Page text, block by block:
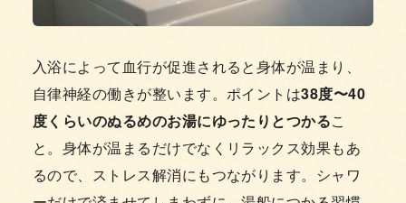
入浴によって血行が促進されると身体が温まり、
自律神経の働きが整います。ポイントは38度〜40
度くらいのぬるめのお湯にゆったりとつかるこ
と。身体が温まるだけでなくリラックス効果もあ
るので、ストレス解消にもつながります。シャワ